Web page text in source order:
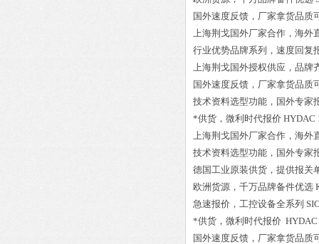
国外速度反馈，厂家拿货品质
上海荆戈国外厂家合作，海外
行业优势品牌系列，速度回复
上海荆戈国外授权供应，品牌
国外速度反馈，厂家拿货品质
技术资料选型功能，国外专家
*供货，微利时代报价 HYDAC
上海荆戈国外厂家合作，海外
技术资料选型功能，国外专家
德国工业原装供货，提供报关
欧洲货源，千万品牌备件优选
急速报价，工控设备全系列
*供货，微利时代报价
国外速度反馈，厂家拿货品质